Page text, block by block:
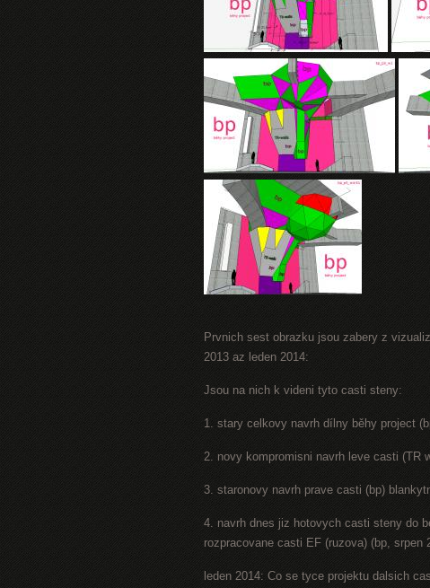
Prvnich sest obrazku jsou zabery z
2013 az leden 2014:
Jsou na nich k videni tyto casti steny:
1. stary celkovy navrh dílny běhy project
2. novy kompromisni navrh leve casti (TR
3. staronovy navrh prave casti (bp)
4. navrh dnes jiz hotovych casti steny do
rozpracovane casti EF (ruzova) (bp, srpen
leden 2014: Co se tyce projektu dalsich